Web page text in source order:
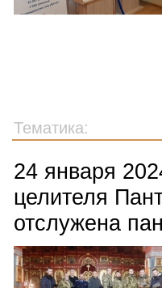
Тематика:
24 января
целителя
отслужена